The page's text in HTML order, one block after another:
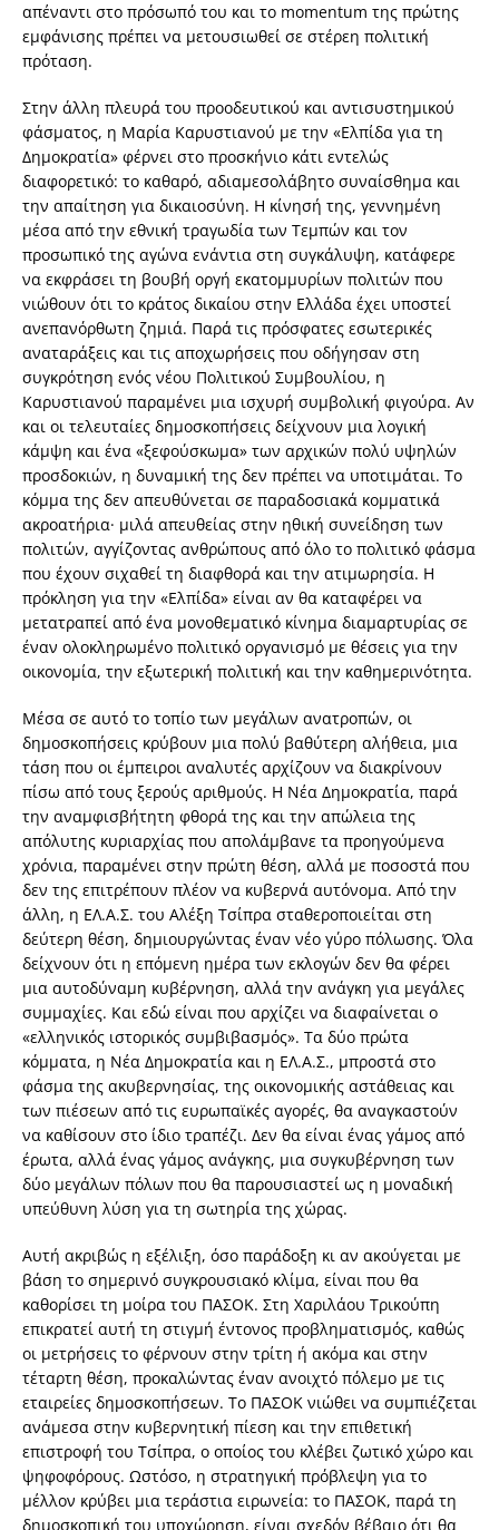
απέναντι στο πρόσωπό του και το momentum της πρώτης
εμφάνισης πρέπει να μετουσιωθεί σε στέρεη πολιτική
πρόταση.
Στην άλλη πλευρά του προοδευτικού και αντισυστημικού
φάσματος, η Μαρία Καρυστιανού με την «Ελπίδα για τη
Δημοκρατία» φέρνει στο προσκήνιο κάτι εντελώς
διαφορετικό: το καθαρό, αδιαμεσολάβητο συναίσθημα και
την απαίτηση για δικαιοσύνη. Η κίνησή της, γεννημένη
μέσα από την εθνική τραγωδία των Τεμπών και τον
προσωπικό της αγώνα ενάντια στη συγκάλυψη, κατάφερε
να εκφράσει τη βουβή οργή εκατομμυρίων πολιτών που
νιώθουν ότι το κράτος δικαίου στην Ελλάδα έχει υποστεί
ανεπανόρθωτη ζημιά. Παρά τις πρόσφατες εσωτερικές
αναταράξεις και τις αποχωρήσεις που οδήγησαν στη
συγκρότηση ενός νέου Πολιτικού Συμβουλίου, η
Καρυστιανού παραμένει μια ισχυρή συμβολική φιγούρα. Αν
και οι τελευταίες δημοσκοπήσεις δείχνουν μια λογική
κάμψη και ένα «ξεφούσκωμα» των αρχικών πολύ υψηλών
προσδοκιών, η δυναμική της δεν πρέπει να υποτιμάται. Το
κόμμα της δεν απευθύνεται σε παραδοσιακά κομματικά
ακροατήρια· μιλά απευθείας στην ηθική συνείδηση των
πολιτών, αγγίζοντας ανθρώπους από όλο το πολιτικό φάσμα
που έχουν σιχαθεί τη διαφθορά και την ατιμωρησία. Η
πρόκληση για την «Ελπίδα» είναι αν θα καταφέρει να
μετατραπεί από ένα μονοθεματικό κίνημα διαμαρτυρίας σε
έναν ολοκληρωμένο πολιτικό οργανισμό με θέσεις για την
οικονομία, την εξωτερική πολιτική και την καθημερινότητα.
Μέσα σε αυτό το τοπίο των μεγάλων ανατροπών, οι
δημοσκοπήσεις κρύβουν μια πολύ βαθύτερη αλήθεια, μια
τάση που οι έμπειροι αναλυτές αρχίζουν να διακρίνουν
πίσω από τους ξερούς αριθμούς. Η Νέα Δημοκρατία, παρά
την αναμφισβήτητη φθορά της και την απώλεια της
απόλυτης κυριαρχίας που απολάμβανε τα προηγούμενα
χρόνια, παραμένει στην πρώτη θέση, αλλά με ποσοστά που
δεν της επιτρέπουν πλέον να κυβερνά αυτόνομα. Από την
άλλη, η ΕΛ.Α.Σ. του Αλέξη Τσίπρα σταθεροποιείται στη
δεύτερη θέση, δημιουργώντας έναν νέο γύρο πόλωσης. Όλα
δείχνουν ότι η επόμενη ημέρα των εκλογών δεν θα φέρει
μια αυτοδύναμη κυβέρνηση, αλλά την ανάγκη για μεγάλες
συμμαχίες. Και εδώ είναι που αρχίζει να διαφαίνεται ο
«ελληνικός ιστορικός συμβιβασμός». Τα δύο πρώτα
κόμματα, η Νέα Δημοκρατία και η ΕΛ.Α.Σ., μπροστά στο
φάσμα της ακυβερνησίας, της οικονομικής αστάθειας και
των πιέσεων από τις ευρωπαϊκές αγορές, θα αναγκαστούν
να καθίσουν στο ίδιο τραπέζι. Δεν θα είναι ένας γάμος από
έρωτα, αλλά ένας γάμος ανάγκης, μια συγκυβέρνηση των
δύο μεγάλων πόλων που θα παρουσιαστεί ως η μοναδική
υπεύθυνη λύση για τη σωτηρία της χώρας.
Αυτή ακριβώς η εξέλιξη, όσο παράδοξη κι αν ακούγεται με
βάση το σημερινό συγκρουσιακό κλίμα, είναι που θα
καθορίσει τη μοίρα του ΠΑΣΟΚ. Στη Χαριλάου Τρικούπη
επικρατεί αυτή τη στιγμή έντονος προβληματισμός, καθώς
οι μετρήσεις το φέρνουν στην τρίτη ή ακόμα και στην
τέταρτη θέση, προκαλώντας έναν ανοιχτό πόλεμο με τις
εταιρείες δημοσκοπήσεων. Το ΠΑΣΟΚ νιώθει να συμπιέζεται
ανάμεσα στην κυβερνητική πίεση και την επιθετική
επιστροφή του Τσίπρα, ο οποίος του κλέβει ζωτικό χώρο και
ψηφοφόρους. Ωστόσο, η στρατηγική πρόβλεψη για το
μέλλον κρύβει μια τεράστια ειρωνεία: το ΠΑΣΟΚ, παρά τη
δημοσκοπική του υποχώρηση, είναι σχεδόν βέβαιο ότι θα